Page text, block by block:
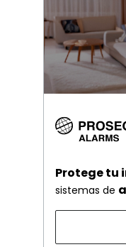
Protege tu
sistemas de